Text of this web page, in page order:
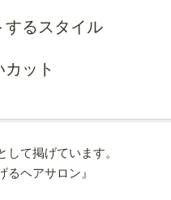
するスタイル
ット
して掲げています。
るヘアサロン』